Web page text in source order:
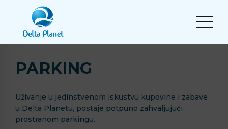
PARKING
Uživanje u jedinstvenom iskustvu kupovine i zabave
u Delta Planetu, postaje potpuno zahvaljujući
prostranom parkingu.